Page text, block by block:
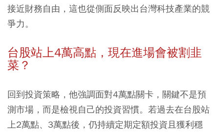
接近財務自由，這也從側面反映出台灣科技產業的競
爭力。
台股站上4萬高點，現在進場會被割韭
菜？
回到投資策略，他強調面對4萬點關卡，關鍵不是預
測市場，而是檢視自己的投資習慣。若過去在台股站
上2萬點、3萬點後，仍持續定期定額投資且獲利穩